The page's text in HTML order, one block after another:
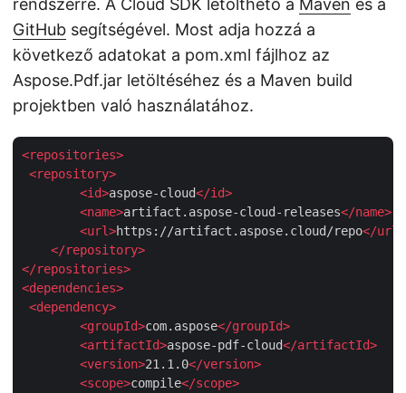
rendszerre. A Cloud SDK letölthető a Maven és a
GitHub segítségével. Most adja hozzá a
következő adatokat a pom.xml fájlhoz az
Aspose.Pdf.jar letöltéséhez és a Maven build
projektben való használatához.
<repositories>
<repository>
<id>aspose-cloud</id>
<name>artifact.aspose-cloud-releases</name>
<url>https://artifact.aspose.cloud/repo</url
</repository>
</repositories>
<dependencies>
<dependency>
<groupId>com.aspose</groupId>
<artifactId>aspose-pdf-cloud</artifactId>
<version>21.1.0</version>
<scope>compile</scope>